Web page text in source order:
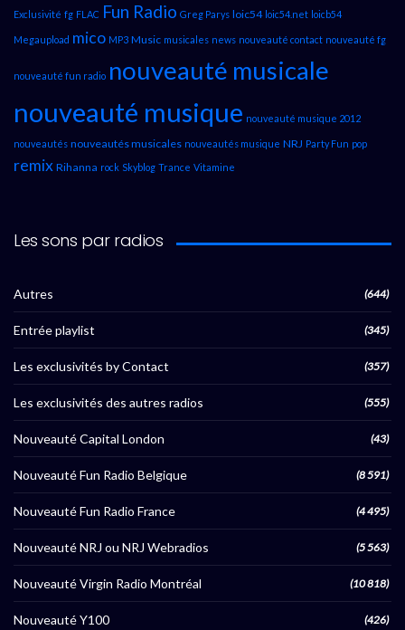
Exclusivité fg FLAC Fun Radio Greg Parys loic54 loic54.net loicb54
Megaupload mico MP3 Music musicales news nouveauté contact nouveauté fg
nouveauté fun radio nouveauté musicale
nouveauté musique nouveauté musique 2012
nouveautés nouveautés musicales nouveautés musique NRJ Party Fun pop
remix Rihanna rock Skyblog Trance Vitamine
Les sons par radios
Autres (644)
Entrée playlist (345)
Les exclusivités by Contact (357)
Les exclusivités des autres radios (555)
Nouveauté Capital London (43)
Nouveauté Fun Radio Belgique (8 591)
Nouveauté Fun Radio France (4 495)
Nouveauté NRJ ou NRJ Webradios (5 563)
Nouveauté Virgin Radio Montréal (10 818)
Nouveauté Y100 (426)